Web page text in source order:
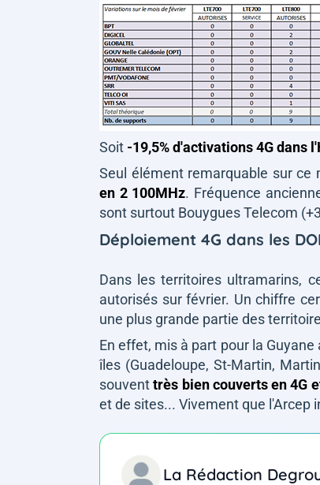
Soit -19,5% d'activations 4G dans
Seul élément remarquable sur ce
en 2 100MHz. Fréquence
sont surtout Bouygues Telecom
Déploiement 4G dans les
Dans les territoires ultramarins,
autorisés sur février. Un chiffre
une plus grande partie des
En effet, mis à part pour la
îles (Guadeloupe, St-Martin,
souventtrès bien couverts en 4G
et de sites... Vivement que l'Arcep
La Rédaction